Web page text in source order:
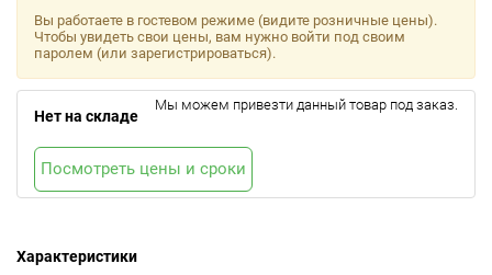
Характеристики
Вы работаете в гостевом режиме (видите розничные цены).
Чтобы увидеть свои цены, вам нужно войти под своим
паролем (или зарегистрироваться).
Нет на складе
Мы можем привезти данный товар под заказ.
Посмотреть цены и сроки